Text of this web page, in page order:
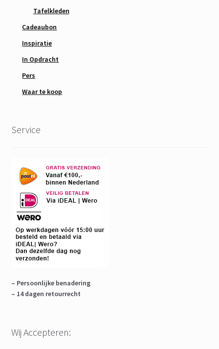
Tafelkleden
Cadeaubon
Inspiratie
In Opdracht
Pers
Waar te koop
Service
– Persoonlijke benadering
– 14 dagen retourrecht
Wij Accepteren: